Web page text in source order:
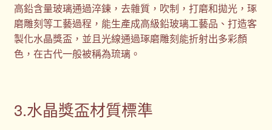
高鉛含量玻璃通過淬鍊，去雜質，吹制，打磨和拋光，琢
磨雕刻等工藝過程，能生產成高級鉛玻璃工藝品、打造客
製化水晶獎盃，並且光線通過琢磨雕刻能折射出多彩顏
色，在古代一般被稱為琉璃。
3.水晶獎盃材質標準